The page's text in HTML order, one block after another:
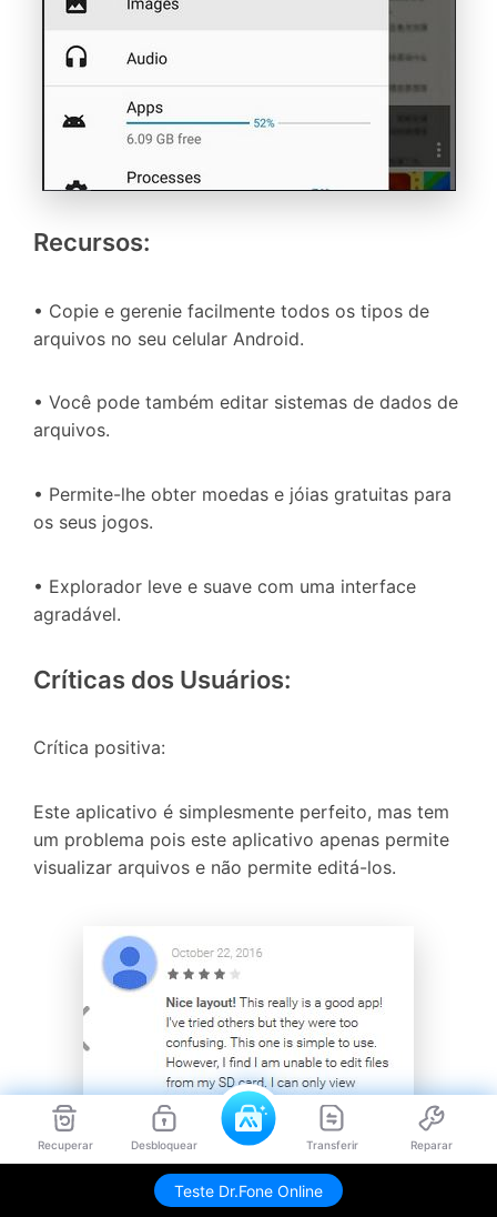
Recuperar Desbloquear Transferir Reparar
Teste Dr.Fone Online
Recursos:
• Copie e gerenie facilmente todos os tipos de
arquivos no seu celular Android.
• Você pode também editar sistemas de dados de
arquivos.
• Permite-lhe obter moedas e jóias gratuitas para
os seus jogos.
• Explorador leve e suave com uma interface
agradável.
Críticas dos Usuários:
Crítica positiva:
Este aplicativo é simplesmente perfeito, mas tem
um problema pois este aplicativo apenas permite
visualizar arquivos e não permite editá-los.